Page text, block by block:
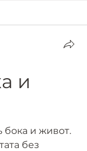
и
и живот.
без